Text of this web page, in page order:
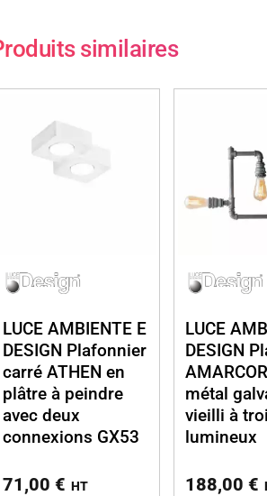
similaires
LUCE AMBIENTE E
DESIGN Plafonnier
carré ATHEN en
plâtre à peindre
avec deux
connexions GX53
71,00 € HT
LUCE
DESIGN
métal
vieilli à
lumineux
188,00€